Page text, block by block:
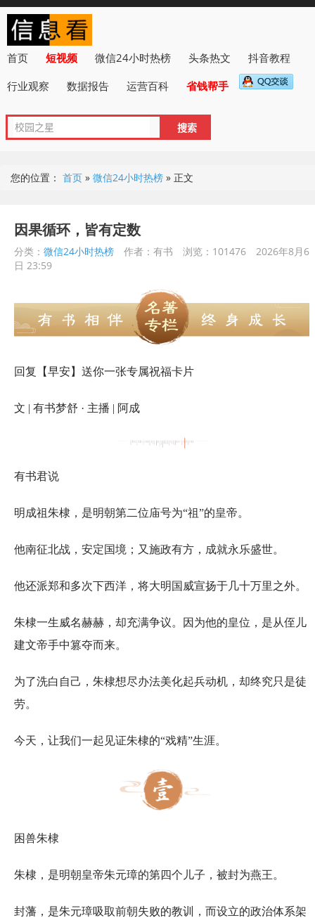
首页 短视频 微信24小时热榜 头条热文
抖音教程
行业观察
数据报告 运营百科 省钱帮手
您的位置： 首页 » 微信24小时热榜 » 正文
因果循环，皆有定数
分类： 微信24小时热榜 作者：有书 浏览：101476
2026年8月6
日 23:59
回复【早安】送你一张专属祝福卡片
文 | 有书梦舒 · 主播 | 阿成
有书君说
明成祖朱棣，是明朝第二位庙号为“祖”的皇帝。
他南征北战，安定国境；又施政有方，成就永乐盛世。
他还派郑和多次下西洋，将大明国威宣扬于几十万里之外。
朱棣一生威名赫赫，却充满争议。因为他的皇位，是从侄儿
建文帝手中篡夺而来。
为了洗白自己，朱棣想尽办法美化起兵动机，却终究只是徒
劳。
今天，让我们一起见证朱棣的“戏精”生涯。
困兽朱棣
朱棣，是明朝皇帝朱元璋的第四个儿子，被封为燕王。
封藩，是朱元璋吸取前朝失败的教训，而设立的政治体系架